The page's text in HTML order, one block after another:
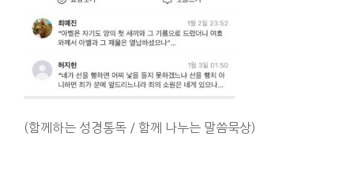
(함께하는 성경통독 / 함께 나누는 말씀묵상)